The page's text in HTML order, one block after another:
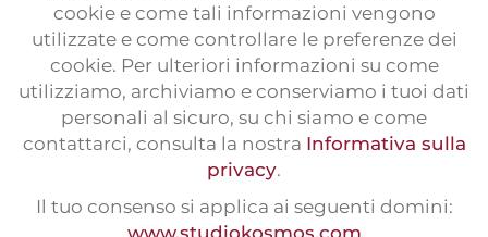
Maquetación multilingüe
Servicio de prensa
Encuestas internacionales
Organización de eventos
cookie e come tali informazioni vengono
utilizzate e come controllare le preferenze dei
cookie. Per ulteriori informazioni su come
utilizziamo, archiviamo e conserviamo i tuoi dati
personali al sicuro, su chi siamo e come
contattarci, consulta la nostra Informativa sulla
privacy.
Il tuo consenso si applica ai seguenti domini:
www.studiokosmos.com